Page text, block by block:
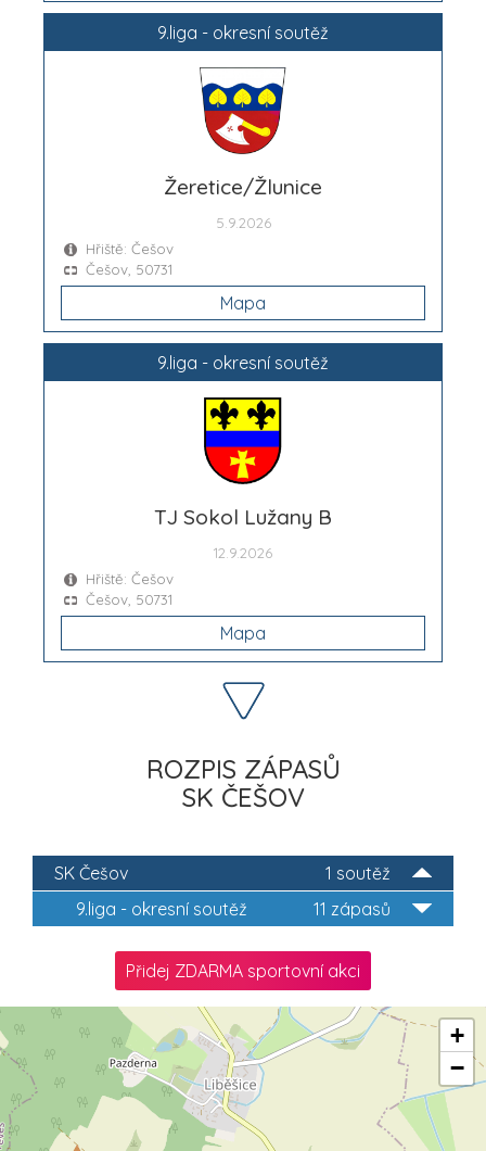
9.liga - okresní soutěž
Žeretice/Žlunice
5.9.2026
Hřiště: Češov
Češov, 50731
Mapa
9.liga - okresní soutěž
TJ Sokol Lužany B
12.9.2026
Hřiště: Češov
Češov, 50731
Mapa
ROZPIS ZÁPASŮ
SK ČEŠOV
1 soutěž
SK Češov
11 zápasů
9.liga - okresní soutěž
Přidej ZDARMA sportovní akci
+
−